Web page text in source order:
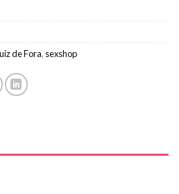
de Fora, sexshop